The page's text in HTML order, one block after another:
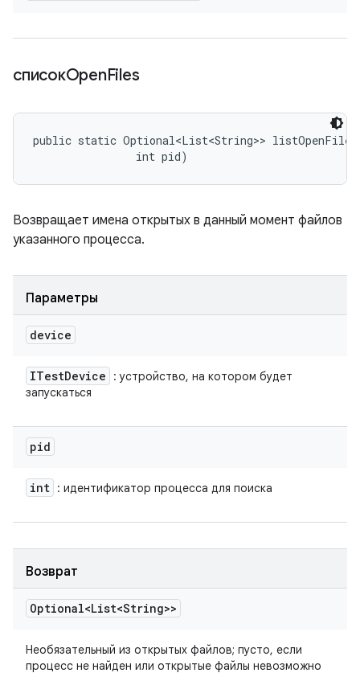
списокOpenFiles
public static Optional<List<String>>
                int pid)
Возвращает имена открытых в данный момент файлов
указанного процесса.
Параметры
device
ITestDevice
: устройство, на котором будет
запускаться
pid
int : идентификатор процесса для поиска
Возврат
Optional<List<String>>
Необязательный из открытых файлов; пусто, если
процесс не найден или открытые файлы невозможно